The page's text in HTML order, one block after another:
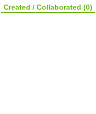
Created / Collaborated (0)